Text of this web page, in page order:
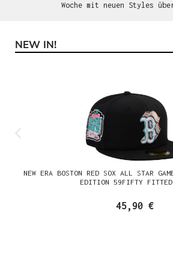
Woche mit neuen Styles
Produktgalerie überspringen
NEW IN!
NEW ERA BOSTON RED SOX ALL STAR
EDITION 59FIFTY FITTED
45,90 €